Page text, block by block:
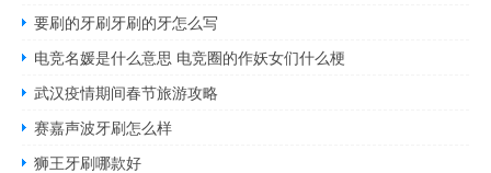
要刷的牙刷牙刷的牙怎么写
电竞名媛是什么意思 电竞圈的作妖女们什么梗
武汉疫情期间春节旅游攻略
赛嘉声波牙刷怎么样
狮王牙刷哪款好